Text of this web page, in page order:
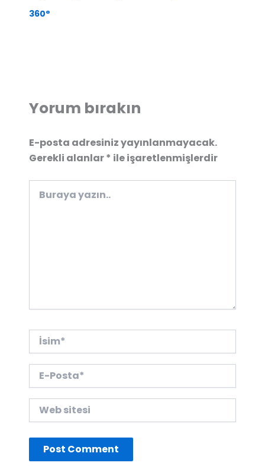
360°
Yorum bırakın
E-posta adresiniz yayınlanmayacak.
Gerekli alanlar* ile işaretlenmişlerdir
yazın..
İsim*
Posta*
sitesi